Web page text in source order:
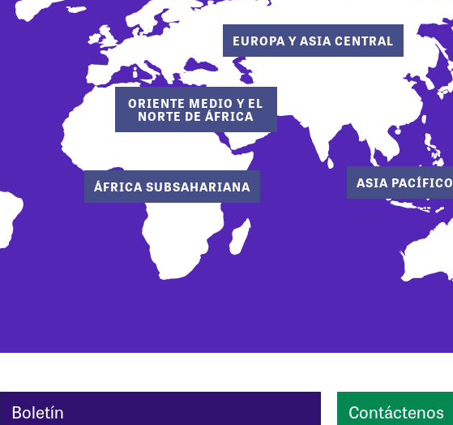
ORIENTE MEDIO Y EL
NORTE DE ÁFRICA
ÁFRICA SUBSAHARIANA
EUROPA Y ASIA CENTRAL
ASIA PACÍFICO
Boletín Contáctenos